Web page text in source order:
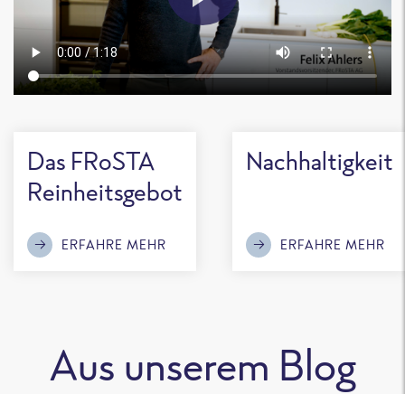
Das FRoSTA
Reinheitsgebot
ERFAHRE MEHR
Nachhaltigkeit
ERFAHRE MEHR
Aus unserem Blog